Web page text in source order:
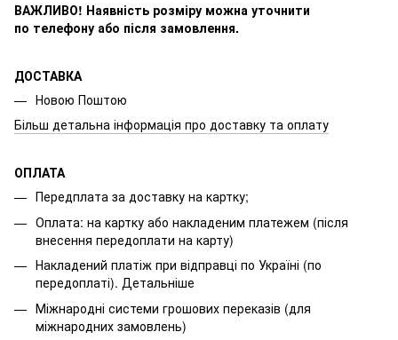
ВАЖЛИВО! Наявність розміру можна уточнити
по телефону або після замовлення.
ДОСТАВКА
Новою Поштою
Більш детальна інформація про доставку та оплату
ОПЛАТА
Передплата за доставку на картку;
Оплата: на картку або накладеним платежем (після
внесення передоплати на карту)
Накладений платіж при відправці по Україні (по
передоплаті). Детальніше
Міжнародні системи грошових переказів (для
міжнародних замовлень)